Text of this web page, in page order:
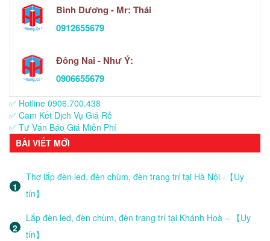
Bình Dương - Mr: Thái
0912655679
Đông Nai - Như Ý:
0906655679
✅ Hotline 0906.700.438
✅ Cam Kết Dịch Vụ Giá Rẻ
✅ Tư Vấn Báo Giá Miễn Phí
BÀI VIẾT MỚI
Thợ lắp đèn led, đèn chùm, đèn trang trí tại Hà Nội -【Uy
tín】
Lắp đèn led, đèn chùm, đèn trang trí tại Khánh Hoà – 【Uy
tín】